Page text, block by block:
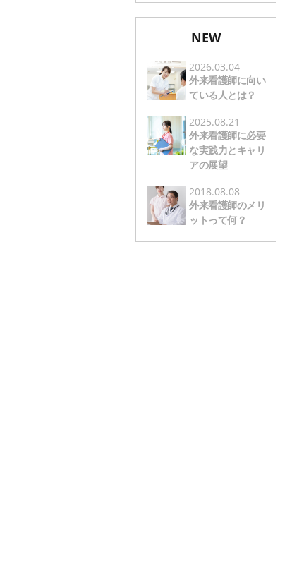
NEW
2026.03.04
外来看護師に向い
ている人とは？
2025.08.21
外来看護師に必要
な実践力とキャリ
アの展望
2018.08.08
外来看護師のメリ
ットって何？